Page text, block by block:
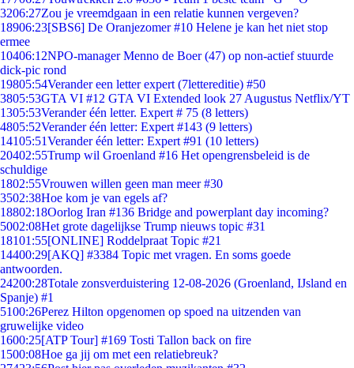
3206:27Zou je vreemdgaan in een relatie kunnen vergeven?
18906:23[SBS6] De Oranjezomer #10 Helene je kan het niet stop
ermee
10406:12NPO-manager Menno de Boer (47) op non-actief stuurde
dick-pic rond
19805:54Verander een letter expert (7lettereditie) #50
3805:53GTA VI #12 GTA VI Extended look 27 Augustus Netflix/YT
1305:53Verander één letter. Expert # 75 (8 letters)
4805:52Verander één letter: Expert #143 (9 letters)
14105:51Verander één letter: Expert #91 (10 letters)
20402:55Trump wil Groenland #16 Het opengrensbeleid is de
schuldige
1802:55Vrouwen willen geen man meer #30
3502:38Hoe kom je van egels af?
18802:18Oorlog Iran #136 Bridge and powerplant day incoming?
5002:08Het grote dagelijkse Trump nieuws topic #31
18101:55[ONLINE] Roddelpraat Topic #21
14400:29[AKQ] #3384 Topic met vragen. En soms goede
antwoorden.
24200:28Totale zonsverduistering 12-08-2026 (Groenland, IJsland en
Spanje) #1
5100:26Perez Hilton opgenomen op spoed na uitzenden van
gruwelijke video
1600:25[ATP Tour] #169 Tosti Tallon back on fire
1500:08Hoe ga jij om met een relatiebreuk?